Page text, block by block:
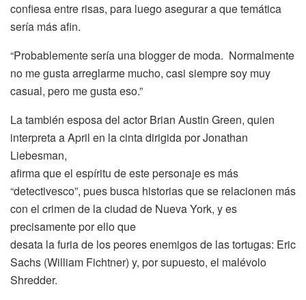
confiesa entre risas, para luego asegurar a que temática
sería más afin.
“Probablemente sería una blogger de moda. Normalmente
no me gusta arreglarme mucho, casi siempre soy muy
casual, pero me gusta eso.”
La también esposa del actor Brian Austin Green, quien
interpreta a April en la cinta dirigida por Jonathan
Liebesman,
afirma que el espíritu de este personaje es más
“detectivesco”, pues busca historias que se relacionen más
con el crimen de la ciudad de Nueva York, y es
precisamente por ello que
desata la furia de los peores enemigos de las tortugas: Eric
Sachs (William Fichtner) y, por supuesto, el malévolo
Shredder.